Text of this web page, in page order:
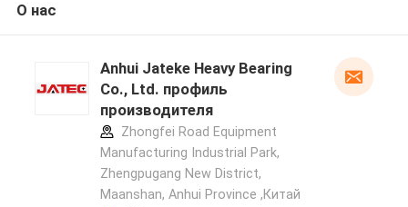
О нас
Anhui Jateke Heavy Bearing
Co., Ltd. профиль
производителя
Zhongfei Road Equipment
Manufacturing Industrial Park,
Zhengpugang New District,
Maanshan, Anhui Province ,Китай